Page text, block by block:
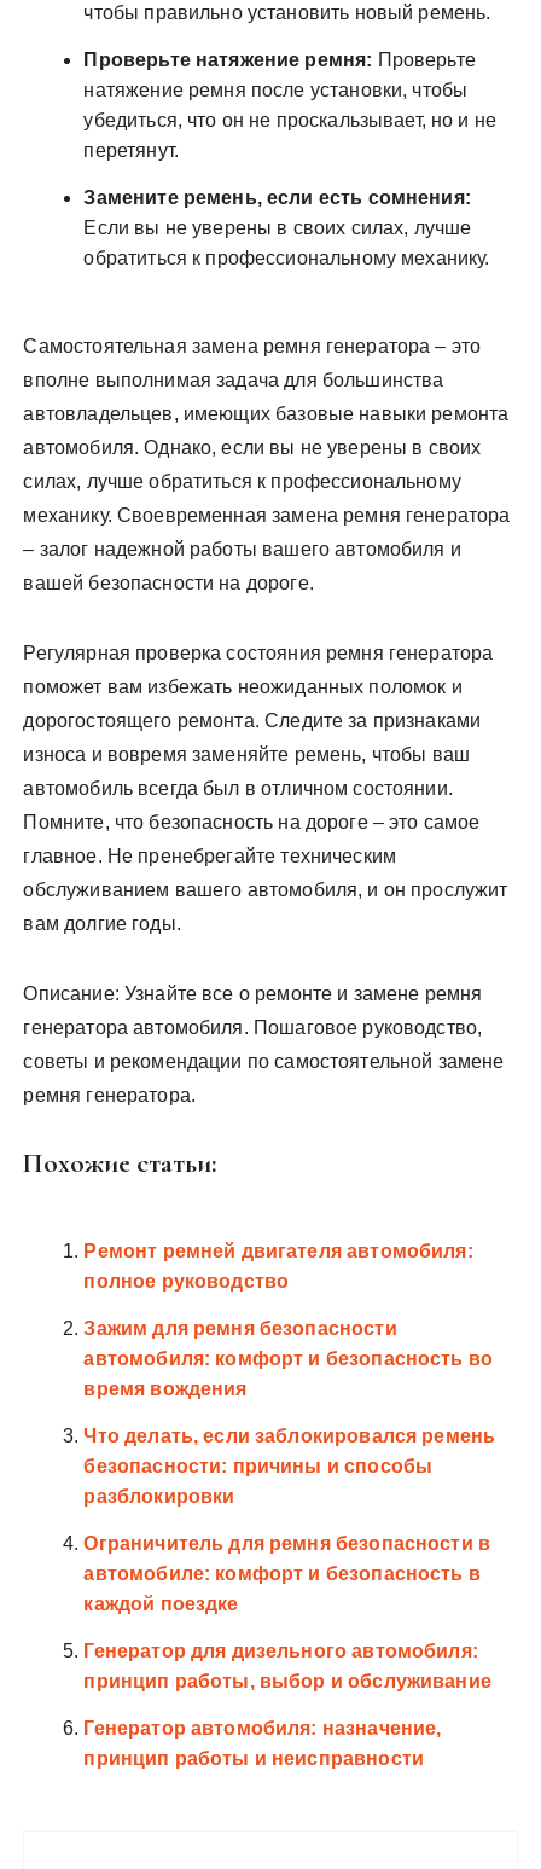
чтобы правильно установить новый ремень.
Проверьте натяжение ремня: Проверьте
натяжение ремня после установки, чтобы
убедиться, что он не проскальзывает, но и не
перетянут.
Замените ремень, если есть сомнения:
Если вы не уверены в своих силах, лучше
обратиться к профессиональному механику.
Самостоятельная замена ремня генератора – это
вполне выполнимая задача для большинства
автовладельцев, имеющих базовые навыки ремонта
автомобиля. Однако, если вы не уверены в своих
силах, лучше обратиться к профессиональному
механику. Своевременная замена ремня генератора
– залог надежной работы вашего автомобиля и
вашей безопасности на дороге.
Регулярная проверка состояния ремня генератора
поможет вам избежать неожиданных поломок и
дорогостоящего ремонта. Следите за признаками
износа и вовремя заменяйте ремень, чтобы ваш
автомобиль всегда был в отличном состоянии.
Помните, что безопасность на дороге – это самое
главное. Не пренебрегайте техническим
обслуживанием вашего автомобиля, и он прослужит
вам долгие годы.
Описание: Узнайте все о ремонте и замене ремня
генератора автомобиля. Пошаговое руководство,
советы и рекомендации по самостоятельной замене
ремня генератора.
Похожие статьи:
Ремонт ремней двигателя автомобиля:
полное руководство
Зажим для ремня безопасности
автомобиля: комфорт и безопасность во
время вождения
Что делать, если заблокировался ремень
безопасности: причины и способы
разблокировки
Ограничитель для ремня безопасности в
автомобиле: комфорт и безопасность в
каждой поездке
Генератор для дизельного автомобиля:
принцип работы, выбор и обслуживание
Генератор автомобиля: назначение,
принцип работы и неисправности